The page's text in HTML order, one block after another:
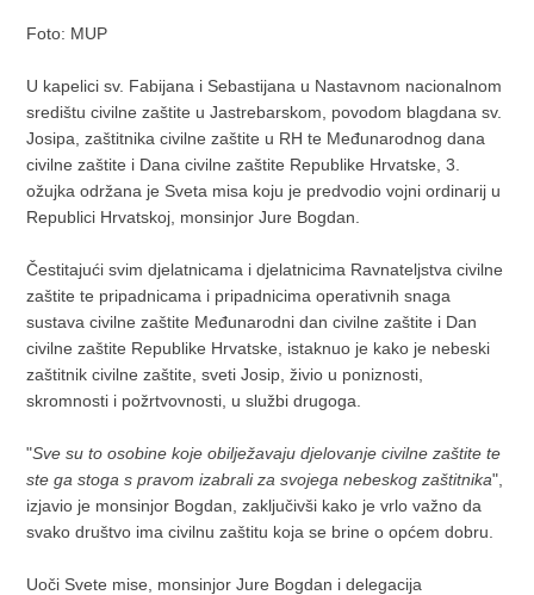
Foto: MUP
U kapelici sv. Fabijana i Sebastijana u Nastavnom nacionalnom
središtu civilne zaštite u Jastrebarskom, povodom blagdana sv.
Josipa, zaštitnika civilne zaštite u RH te Međunarodnog dana
civilne zaštite i Dana civilne zaštite Republike Hrvatske, 3.
ožujka održana je Sveta misa koju je predvodio vojni ordinarij u
Republici Hrvatskoj, monsinjor Jure Bogdan.
Čestitajući svim djelatnicama i djelatnicima Ravnateljstva civilne
zaštite te pripadnicama i pripadnicima operativnih snaga
sustava civilne zaštite Međunarodni dan civilne zaštite i Dan
civilne zaštite Republike Hrvatske, istaknuo je kako je nebeski
zaštitnik civilne zaštite, sveti Josip, živio u poniznosti,
skromnosti i požrtvovnosti, u službi drugoga.
"Sve su to osobine koje obilježavaju djelovanje civilne zaštite te
ste ga stoga s pravom izabrali za svojega nebeskog zaštitnika",
izjavio je monsinjor Bogdan, zaključivši kako je vrlo važno da
svako društvo ima civilnu zaštitu koja se brine o općem dobru.
Uoči Svete mise, monsinjor Jure Bogdan i delegacija